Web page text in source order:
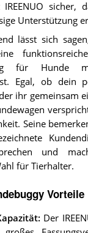
sicher,
Unterstützung
lässt sich
für Hunde
Egal, ob dein
ihr gemeinsam
Seine
und
für Tierhalter.
Vorteile
: Der